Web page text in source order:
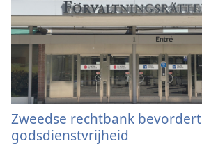
Zweedse rechtbank bevordert
godsdienstvrijheid